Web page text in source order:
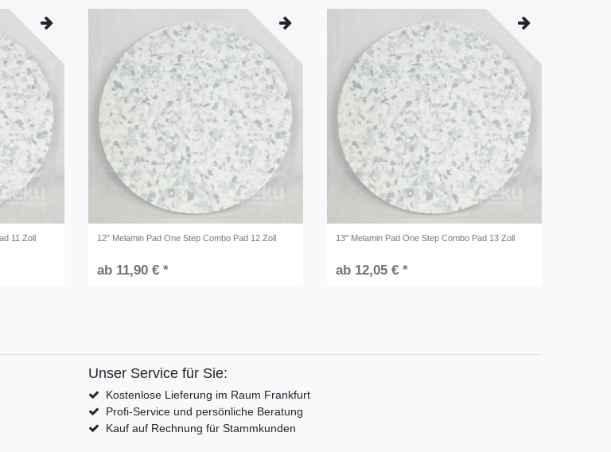
11 Zoll 12" Melamin Pad One Step Combo Pad 12 Zoll
ab 11,90 € *
13" Melamin Pad One Step Combo Pad 13 Zoll
ab 12,05 € *
Unser Service für Sie:
Kostenlose Lieferung im Raum Frankfurt
Profi-Service und persönliche Beratung
Kauf auf Rechnung für Stammkunden